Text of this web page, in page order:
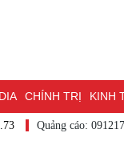
CHÍNH TRỊ KINH TẾ
CHUYỂN ĐỔI SỐ THỂ
Quảng cáo: